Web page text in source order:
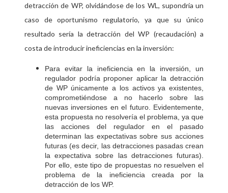
detracción de WP, olvidándose de los WL, supondría un
caso de oportunismo regulatorio, ya que su único
resultado sería la detracción del WP (recaudación) a
costa de introducir ineficiencias en la inversión:
Para evitar la ineficiencia en la inversión, un
regulador podría proponer aplicar la detracción
de WP únicamente a los activos ya existentes,
comprometiéndose a no hacerlo sobre las
nuevas inversiones en el futuro. Evidentemente,
esta propuesta no resolvería el problema, ya que
las acciones del regulador en el pasado
determinan las expectativas sobre sus acciones
futuras (es decir, las detracciones pasadas crean
la expectativa sobre las detracciones futuras).
Por ello, este tipo de propuestas no resuelven el
problema de la ineficiencia creada por la
detracción de los WP.